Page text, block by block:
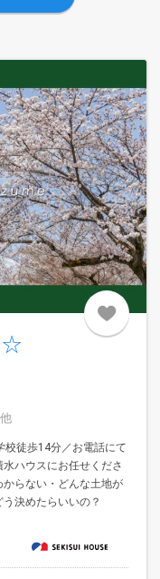
校徒歩14分／お電話にて
ハウスにお任せくださ
らない・どんな土地が
決めたらいいの？